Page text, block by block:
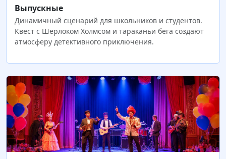
Выпускные
Динамичный сценарий для школьников и студентов.
Квест с Шерлоком Холмсом и тараканьи бега создают
атмосферу детективного приключения.